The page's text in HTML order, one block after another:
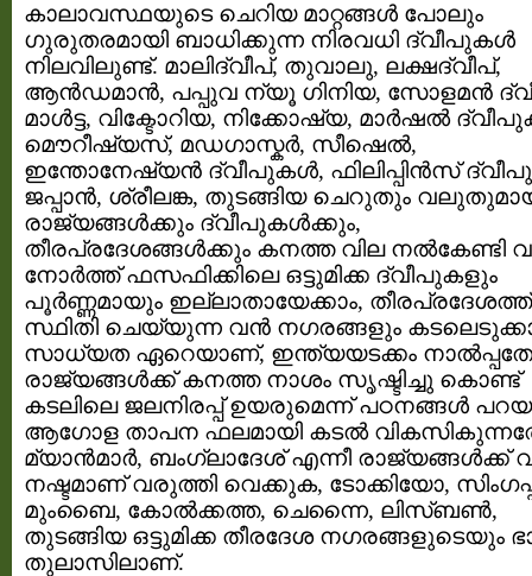
കാലാവസ്ഥയുടെ ചെറിയ മാറ്റങ്ങള്‍ പോലും
ഗുരുതരമായി ബാധിക്കുന്ന നിരവധി ദ്വീപുകള്‍
നിലവിലുണ്ട്. മാലിദ്വീപ്‌, തുവാലു, ലക്ഷദ്വീപ്‌,
ആന്‍ഡമാന്‍, പപ്പുവ ന്യൂ ഗിനിയ, സോളമന്‍
മാള്‍ട്ട, വിക്ടോറിയ, നിക്കോഷ്യ, മാര്‍ഷല്‍
മൌറീഷ്യസ്, മഡഗാസ്കര്‍, സീഷെല്‍,
ഇന്തോനേഷ്യന്‍ ദ്വീപുകള്‍, ഫിലിപ്പിന്‍സ്‌
ജപ്പാന്‍, ശ്രീലങ്ക, തുടങ്ങിയ ചെറുതും
രാജ്യങ്ങള്‍ക്കും ദ്വീപുകള്‍ക്കും,
തീരപ്രദേശങ്ങള്‍ക്കും കനത്ത വില നല്‍കേണ്ടി
നോര്‍ത്ത്‌ ഫസഫിക്കിലെ ഒട്ടുമിക്ക ദ്വീപുകളും
പൂര്‍ണ്ണമായും ഇല്ലാതായേക്കാം, തീരപ്രദേശത്ത്
സ്ഥിതി ചെയ്യുന്ന വന്‍ നഗരങ്ങളും
സാധ്യത ഏറെയാണ്, ഇന്ത്യയടക്കം
രാജ്യങ്ങള്‍ക്ക്‌ കനത്ത നാശം സൃഷ്ടിച്ചു കൊണ്ട്
കടലിലെ ജലനിരപ്പ്‌ ഉയരുമെന്ന് പഠനങ്ങള്‍
ആഗോള താപന ഫലമായി കടല്‍
മ്യാന്‍മാര്‍, ബംഗ്ലാദേശ്‌ എന്നീ രാജ്യങ്ങള്‍ക്ക്‌
നഷ്ടമാണ് വരുത്തി വെക്കുക, ടോക്കിയോ,
മുംബൈ, കോല്‍ക്കത്ത, ചെന്നൈ, ലിസ്ബണ്‍,
തുടങ്ങിയ ഒട്ടുമിക്ക തീരദേശ നഗരങ്ങളുടെയും
തുലാസിലാണ്.